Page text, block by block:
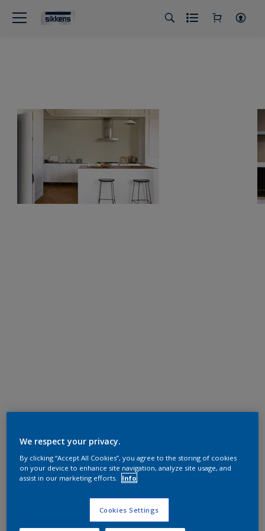
We respect your privacy.
By clicking “Accept All Cookies”, you agree to the storing of cookies
on your device to enhance site navigation, analyze site usage, and
assist in our marketing efforts.
Info
Cookies Settings